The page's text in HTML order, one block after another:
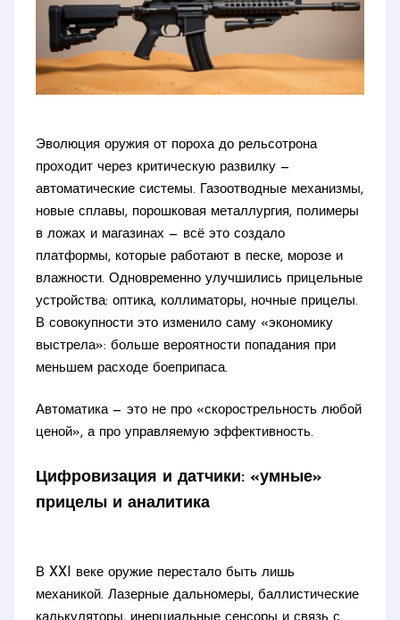
Эволюция оружия от пороха до рельсотрона
проходит через критическую развилку —
автоматические системы. Газоотводные механизмы,
новые сплавы, порошковая металлургия, полимеры
в ложах и магазинах — всё это создало
платформы, которые работают в песке, морозе и
влажности. Одновременно улучшились прицельные
устройства: оптика, коллиматоры, ночные прицелы.
В совокупности это изменило саму «экономику
выстрела»: больше вероятности попадания при
меньшем расходе боеприпаса.
Автоматика — это не про «скорострельность любой
ценой», а про управляемую эффективность.
Цифровизация и датчики: «умные»
прицелы и аналитика
В XXI веке оружие перестало быть лишь
механикой. Лазерные дальномеры, баллистические